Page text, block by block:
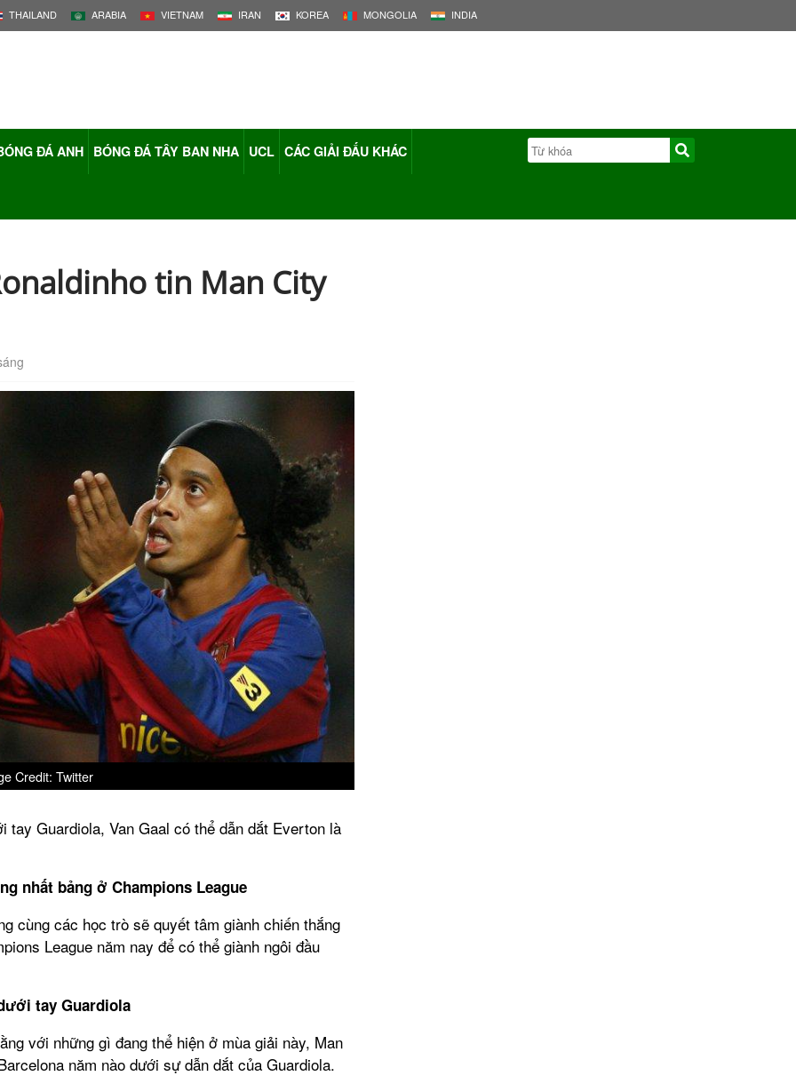
THAILAND ARABIA VIETNAM IRAN KOREA MONGOLIA INDIA
ĐÁ ANH BÓNG ĐÁ TÂY BAN NHA UCL CÁC GIẢI ĐẤU KHÁC
tin Man City
Credit: Twitter
Guardiola, Van Gaal có thể dẫn dắt Everton là
nhất bảng ở Champions League
cùng các học trò sẽ quyết tâm giành chiến thắng
League năm nay để có thể giành ngôi đầu
tay Guardiola
với những gì đang thể hiện ở mùa giải này, Man
năm nào dưới sự dẫn dắt của Guardiola.